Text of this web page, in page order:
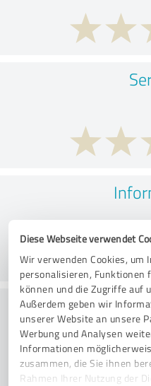
Diese Webseite verwendet
Wir verwenden Cookies, um
personalisieren, Funktionen
können und die Zugriffe auf
Außerdem geben wir
unserer Website an unsere
Werbung und Analysen
Informationen
zusammen, die Sie ihnen
Rahmen Ihrer Nutzung der